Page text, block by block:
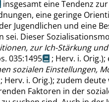
insgesamt eine Tendenz
eine geringe
Jugendlichen und eine
sei. Dieser
zur Ich-Stärkung
035:1495
; Herv. i.
sozialen Einstellungen,
; Herv. i. Orig.); zudem deute
Faktoren in der